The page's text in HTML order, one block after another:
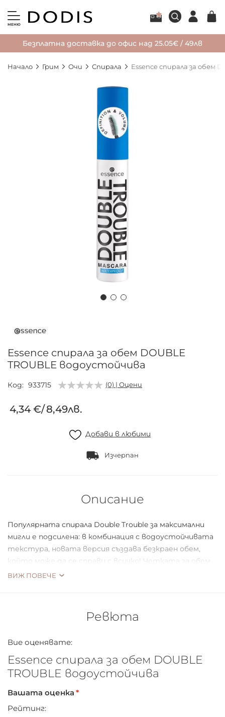
МЕНЮ
Безплатна доставка до офис над 25.05€ / 49лв
Начало Грим Очи Спирала Essence спирала за обем
началото
галерия
със
снимки
Essence спирала за обем DOUBLE
TROUBLE водоустойчива
Код 933715 (0) | Оцени
4,34 €/8,49лв.
Добави в любими
Изчерпан
Описание
Популярната спирала Double Trouble за максимални
мигли е подсилена: в комбинация с водоустойчивата
текстура, новата версия създава безкраен обем,
който може да се справи с всичко! Четката за обем
абсорбира много продукт, за да достигне до всяка
Пластмасова четка за обем
ВИЖ ПОВЕЧЕ
Ревюта
Вие оценявате:
Essence спирала за обем DOUBLE
TROUBLE водоустойчива
Вашата оценка
Рейтинг: